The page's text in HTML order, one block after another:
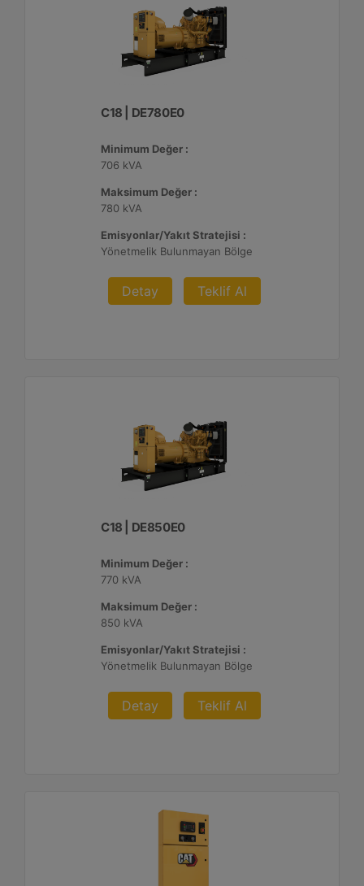
C18 | DE780E0
Minimum Değer :
706 kVA
Maksimum Değer :
780 kVA
Emisyonlar/Yakıt Stratejisi :
Yönetmelik Bulunmayan Bölge
Detay Teklif Al
C18 | DE850E0
Minimum Değer :
770 kVA
Maksimum Değer :
850 kVA
Emisyonlar/Yakıt Stratejisi :
Yönetmelik Bulunmayan Bölge
Detay Teklif Al